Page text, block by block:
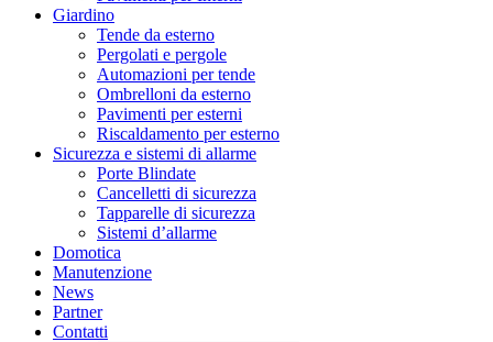
Giardino
Tende da esterno
Pergolati e pergole
Automazioni per tende
Ombrelloni da esterno
Pavimenti per esterni
Riscaldamento per esterno
Sicurezza e sistemi di allarme
Porte Blindate
Cancelletti di sicurezza
Tapparelle di sicurezza
Sistemi d’allarme
Domotica
Manutenzione
News
Partner
Contatti